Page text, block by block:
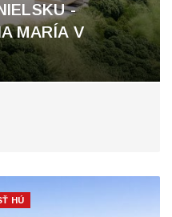
-
MARÍA V
HÚ